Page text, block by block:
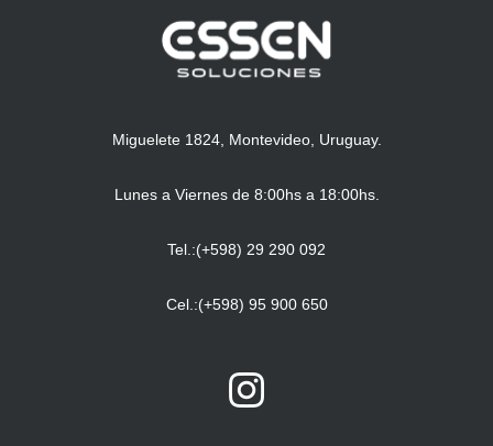
Miguelete 1824, Montevideo, Uruguay.
Lunes a Viernes de 8:00hs a 18:00hs.
Tel.:(+598) 29 290 092
Cel.:(+598) 95 900 650